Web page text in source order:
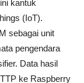
kantuk
(IoT).
sebagai unit
pengendara
Data hasil
ke Raspberry